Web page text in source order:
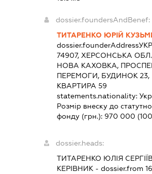
dossier.foundersAndBenef:
ТИТАРЕНКО ЮРІЙ
dossier.founderAddress
74907, ХЕРСОНСЬКА
НОВА КАХОВКА,
ПЕРЕМОГИ, БУДИНОК 23,
КВАРТИРА 59
statements.nationality:
Розмір внеску до
фонду (грн.): 970 000
dossier.heads:
ТИТАРЕНКО ЮЛІЯ
КЕРІВНИК - dossier.from